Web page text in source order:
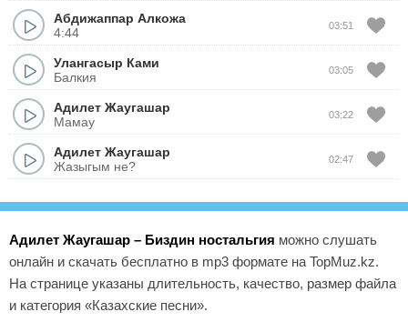
Абдижаппар Алкожа
4:44
03:51
Улангасыр Ками
Балкия
03:05
Адилет Жаугашар
Мамау
03:22
Адилет Жаугашар
Жазыгым не?
02:47
Адилет Жаугашар – Биздин ностальгия можно слушать
онлайн и скачать бесплатно в mp3 формате на TopMuz.kz.
На странице указаны длительность, качество, размер файла
и категория «Казахские песни».